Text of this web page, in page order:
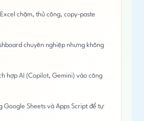
chậm, thủ công, copy-paste
chuyên nghiệp nhưng không
hợp AI (Copilot, Gemini) vào công
Google Sheets và Apps Script để tự